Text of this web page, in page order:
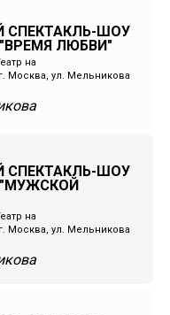
СПЕКТАКЛЬ-ШОУ
ЛЮБВИ"
на
г. Москва, ул. Мельникова
СПЕКТАКЛЬ-ШОУ
на
г. Москва, ул. Мельникова